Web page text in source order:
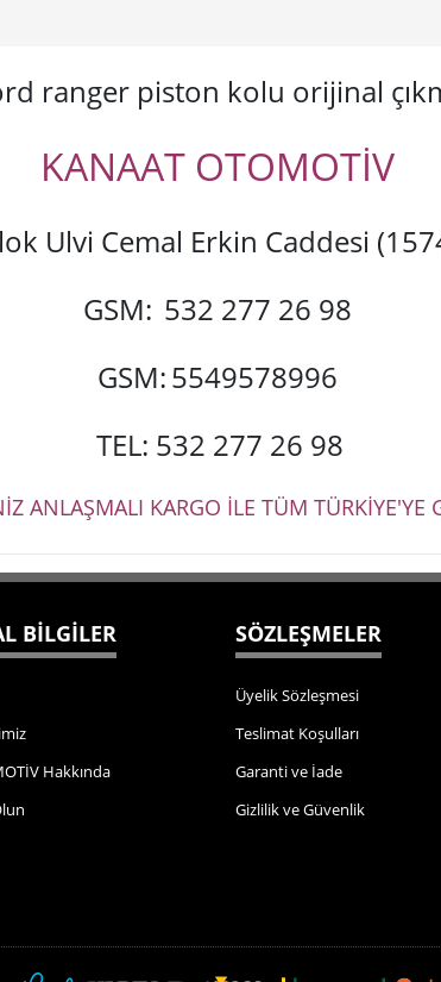
ranger piston kolu orijinal
KANAAT OTOMOTİV
Ulvi Cemal Erkin Caddesi
GSM: 532 277 26 98
GSM:5549578996
TEL: 532 277 26 98
ANLAŞMALI KARGO İLE TÜM TÜRKİYE'YE
BİLGİLER
Hakkında
SÖZLEŞMELER
Üyelik Sözleşmesi
Teslimat Koşulları
Garanti ve İade
Gizlilik ve Güvenlik